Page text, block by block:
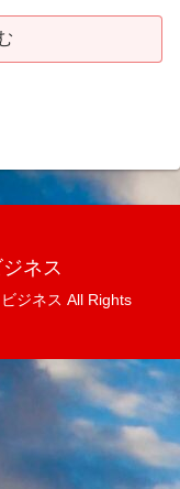
ネス
ジネス All Rights